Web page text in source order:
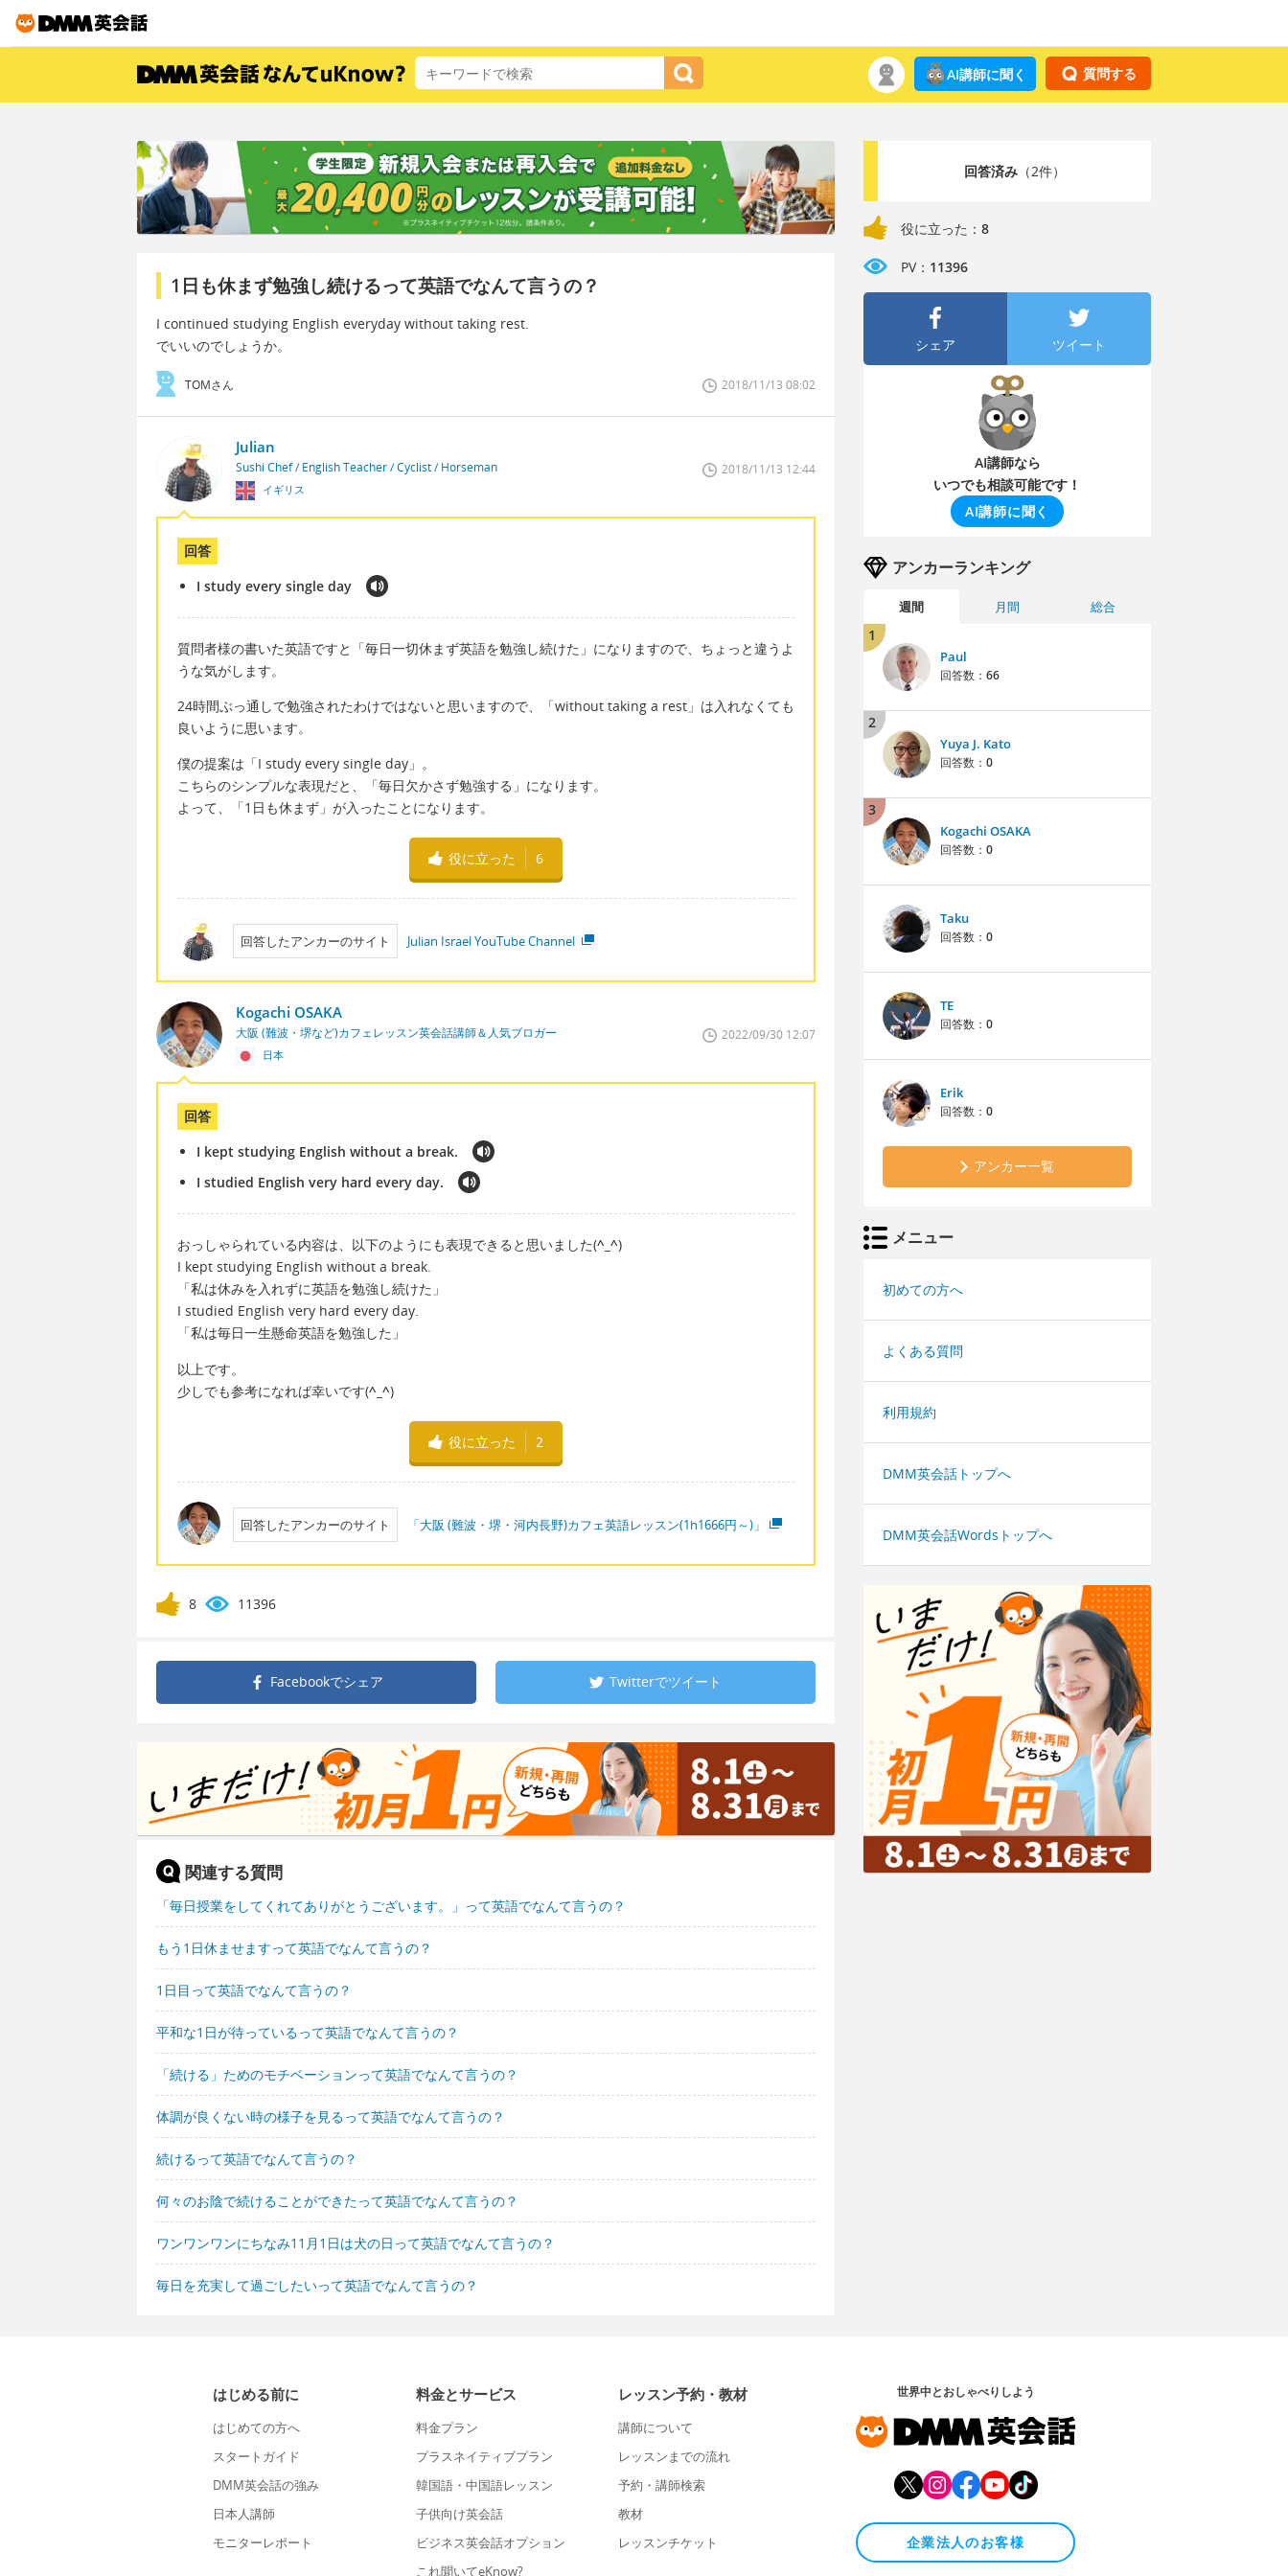
質問する
AI講師に聞く
1日も休まず勉強し続けるって英語でなんて言うの？
I continued studying English everyday without taking rest.
でいいのでしょうか。
TOMさん 2018/11/13 08:02
Julian
Sushi Chef / English Teacher / Cyclist / Horseman
イギリス
2018/11/13 12:44
回答
I study every single day
質問者様の書いた英語ですと「毎日一切休まず英語を勉強し続けた」になりますので、ちょっと違うよ
うな気がします。
24時間ぶっ通しで勉強されたわけではないと思いますので、「without taking a rest」は入れなくても
良いように思います。
僕の提案は「I study every single day」。
こちらのシンプルな表現だと、「毎日欠かさず勉強する」になります。
よって、「1日も休まず」が入ったことになります。
役に立った 6
回答したアンカーのサイト Julian Israel YouTube Channel
Kogachi OSAKA
大阪 (難波・堺など)カフェレッスン英会話講師＆人気ブロガー
日本
2022/09/30 12:07
回答
I kept studying English without a break.
I studied English very hard every day.
おっしゃられている内容は、以下のようにも表現できると思いました(^_^)
I kept studying English without a break.
「私は休みを入れずに英語を勉強し続けた」
I studied English very hard every day.
「私は毎日一生懸命英語を勉強した」
以上です。
少しでも参考になれば幸いです(^_^)
役に立った 2
回答したアンカーのサイト 「大阪 (難波・堺・河内長野)カフェ英語レッスン(1h1666円～)」
8 11396
Facebookでシェア Twitterでツイート
関連する質問
「毎日授業をしてくれてありがとうございます。」って英語でなんて言うの？
もう1日休ませますって英語でなんて言うの？
1日目って英語でなんて言うの？
平和な1日が待っているって英語でなんて言うの？
「続ける」ためのモチベーションって英語でなんて言うの？
体調が良くない時の様子を見るって英語でなんて言うの？
続けるって英語でなんて言うの？
何々のお陰で続けることができたって英語でなんて言うの？
ワンワンワンにちなみ11月1日は犬の日って英語でなんて言うの？
毎日を充実して過ごしたいって英語でなんて言うの？
回答済み（2件）
役に立った： 8
PV： 11396
シェア ツイート
AI講師なら
いつでも相談可能です！
AI講師に聞く
アンカーランキング
週間 月間 総合
1
Paul
回答数： 66
2
Yuya J. Kato
回答数： 0
3
Kogachi OSAKA
回答数： 0
Taku
回答数： 0
TE
回答数： 0
Erik
回答数： 0
アンカー一覧
メニュー
初めての方へ
よくある質問
利用規約
DMM英会話トップへ
DMM英会話Wordsトップへ
はじめる前に
はじめての方へ
スタートガイド
DMM英会話の強み
日本人講師
モニターレポート
料金とサービス
料金プラン
プラスネイティブプラン
韓国語・中国語レッスン
子供向け英会話
ビジネス英会話オプション
これ聞いてeKnow?
レッスン予約・教材
講師について
レッスンまでの流れ
予約・講師検索
教材
レッスンチケット
世界中とおしゃべりしよう
企業法人のお客様